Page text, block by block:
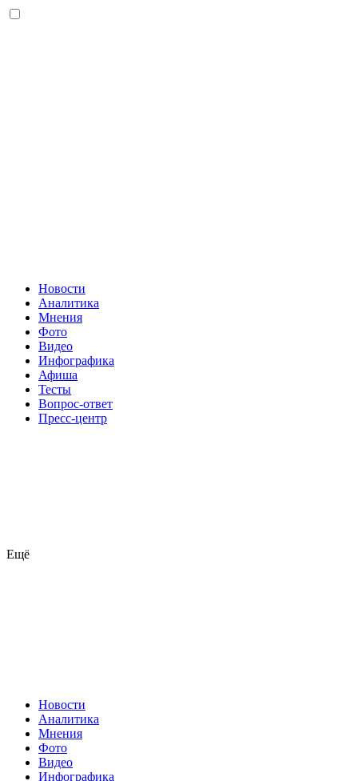
Новости
Аналитика
Мнения
Фото
Видео
Инфографика
Афиша
Тесты
Вопрос-ответ
Пресс-центр
Ещё
Новости
Аналитика
Мнения
Фото
Видео
Инфографика